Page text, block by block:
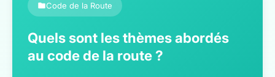
Poids Lourd
À propos
Code de la Route
Quels sont les thèmes abordés
au code de la route ?